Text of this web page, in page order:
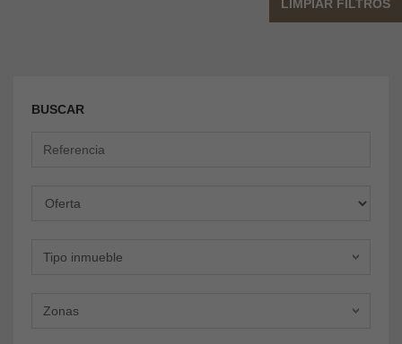
LIMPIAR FILTROS
BUSCAR
Tipo inmueble
Zonas